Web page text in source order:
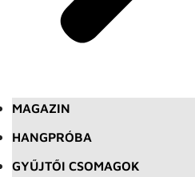
MAGAZIN
HANGPRÓBA
GYŰJTŐI CSOMAGOK